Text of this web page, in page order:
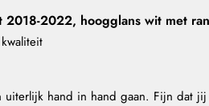
2022, hoogglans wit met
hand in hand gaan. Fijn dat